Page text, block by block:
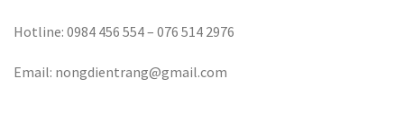
Hotline: 0984 456 554 – 076 514 2976
Email: nongdientrang@gmail.com